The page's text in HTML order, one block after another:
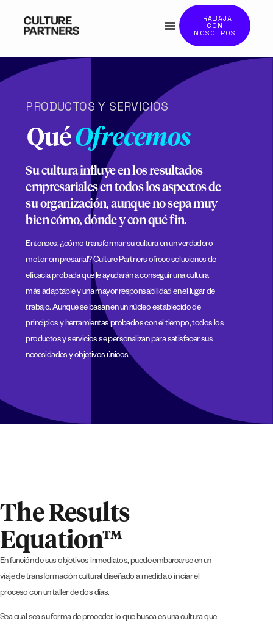
TRABAJA
CON
NOSOTROS
PRODUCTOS Y SERVICIOS
QuéOfrecemos
Su cultura influye en los resultados
empresariales en todos los aspectos de
su organización, aunque no sepa muy
bien cómo, dónde y con qué fin.
Entonces, ¿cómo transformar su cultura en un verdadero
motor empresarial? Culture Partners ofrece soluciones de
eficacia probada que le ayudarán a conseguir una cultura
más adaptable y una mayor responsabilidad en el lugar de
trabajo. Aunque se basan en un núcleo establecido de
principios y herramientas probados con el tiempo, todos los
productos y servicios se personalizan para satisfacer sus
necesidades y objetivos únicos.
The Results
Equation™
En función de sus objetivos inmediatos, puede embarcarse en un
viaje de transformación cultural diseñado a medida o iniciar el
proceso con un taller de dos días.
Sea cual sea su forma de proceder, lo que busca es una cultura que